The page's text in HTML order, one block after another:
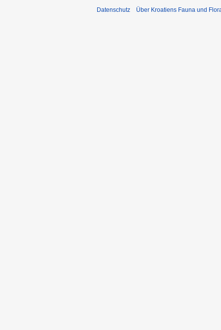
Datenschutz Über Kroatiens Fauna und